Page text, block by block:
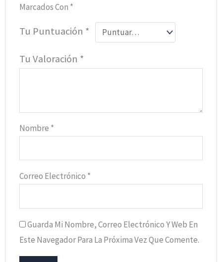
Marcados Con *
Tu Puntuación *
Tu Valoración *
Nombre *
Correo Electrónico *
Guarda Mi Nombre, Correo Electrónico Y Web En
Este Navegador Para La Próxima Vez Que Comente.